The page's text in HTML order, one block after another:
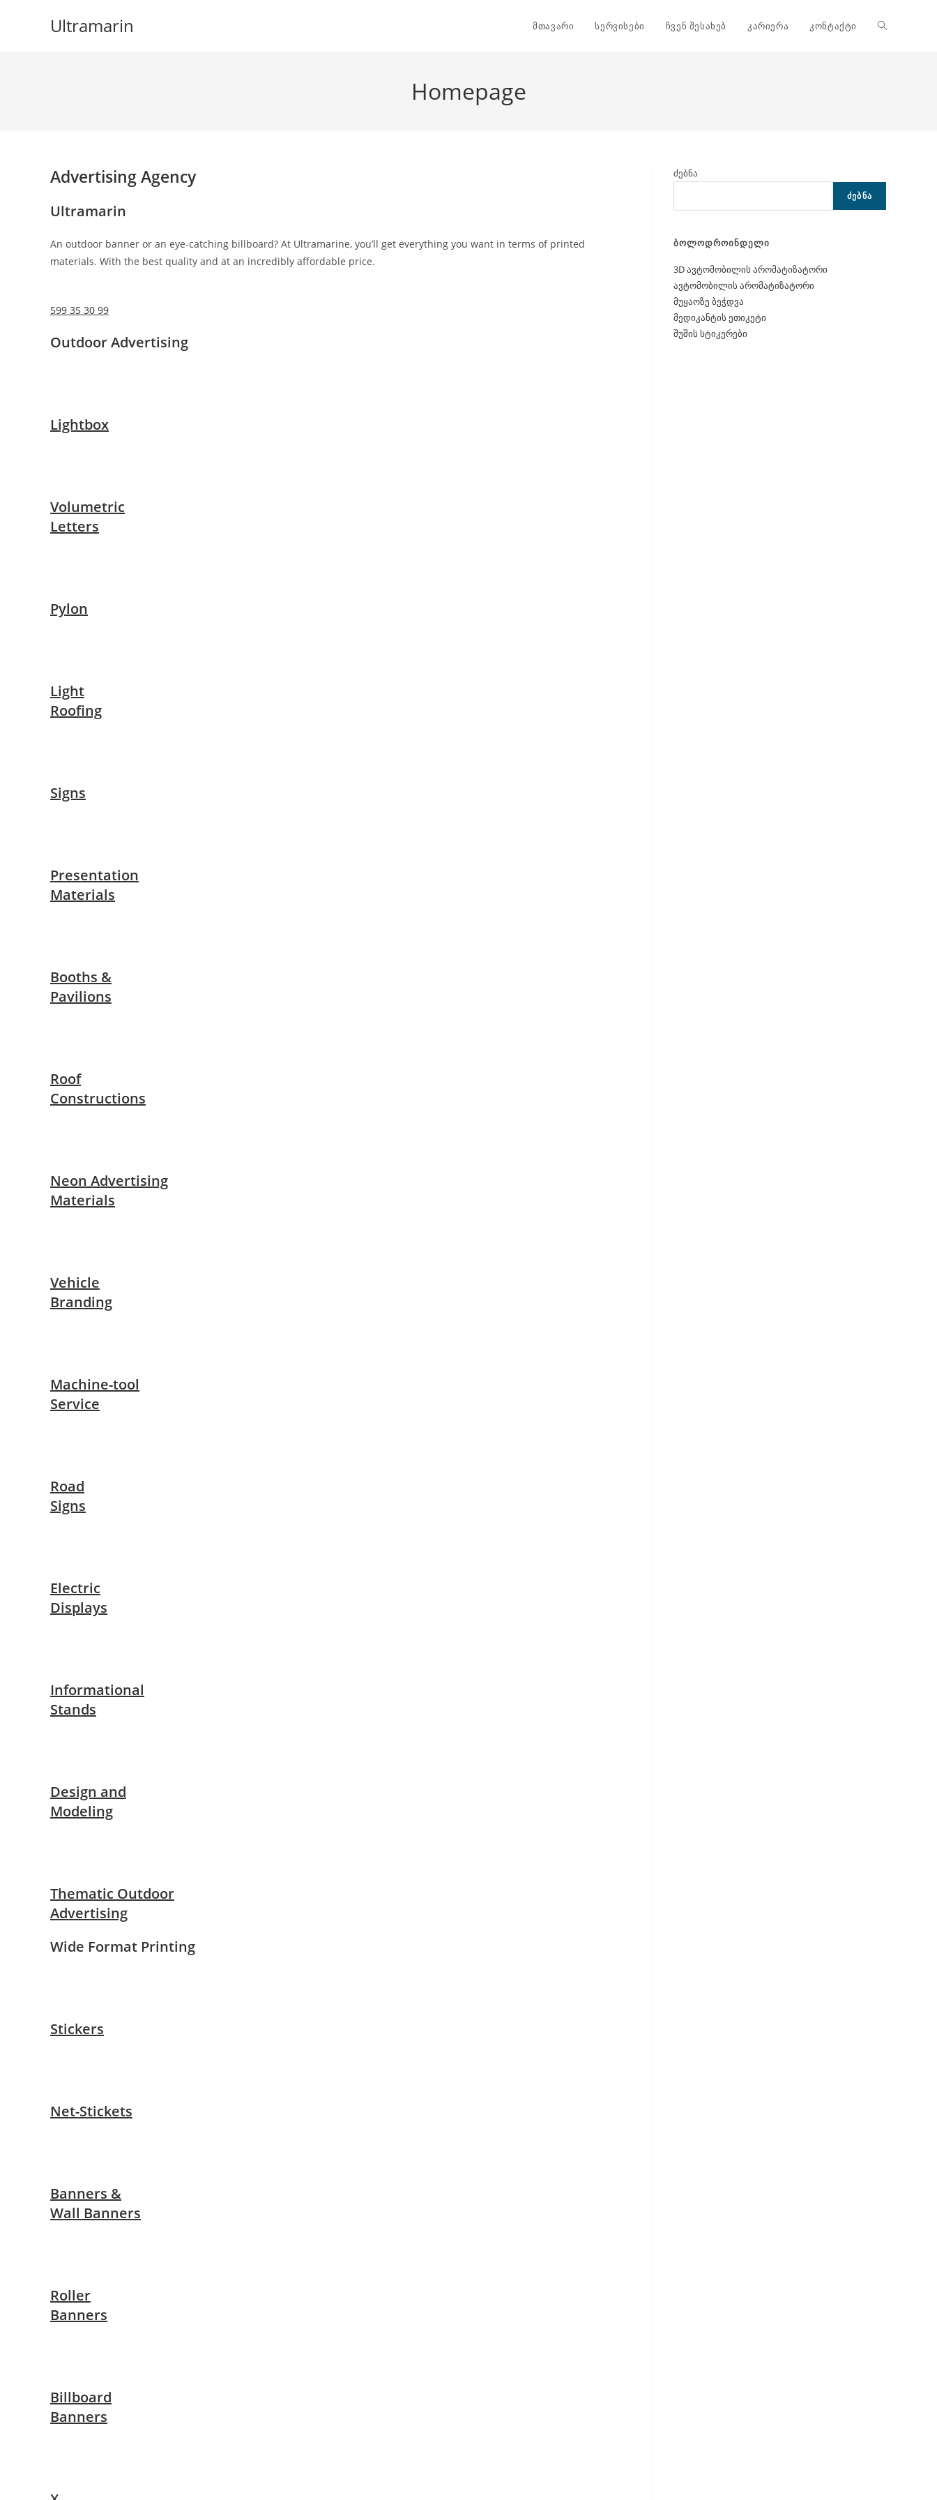
Ultramarin მთავარი სერვისები ჩვენ შესახებ კარიერა კონტაქტი Toggle
Homepage
Advertising Agency
Ultramarin
An outdoor banner or an eye-catching billboard? At Ultramarine, you’ll get everything you want in terms of printed
materials. With the best quality and at an incredibly affordable price.
599 35 30 99
Outdoor Advertising
Lightbox
Volumetric
Letters
Pylon
Light
Roofing
Signs
Presentation
Materials
Booths &
Pavilions
Roof
Constructions
Neon Advertising
Materials
Vehicle
Branding
Machine-tool
Service
Road
Signs
Electric
Displays
Informational
Stands
Design and
Modeling
Thematic Outdoor
Advertising
Wide Format Printing
Stickers
Net-Stickets
Banners &
Wall Banners
Roller
Banners
Billboard
Banners
ძებნა
ᲫᲔᲑᲜᲐ
ბოლოდროინდელი
3D ავტომობილის არომატიზატორი
ავტომობილის არომატიზატორი
მუყაოზე ბეჭდვა
მედიკანტის ეთიკეტი
შუშის სტიკერები